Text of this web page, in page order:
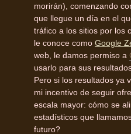
morirán), comenzando
que llegue un día en el
tráfico a los sitios por los
le conoce como Google
web, le damos permiso a
usarlo para sus
Pero si los resultados ya
mi incentivo de seguir
escala mayor: cómo se
estadísticos que
futuro?